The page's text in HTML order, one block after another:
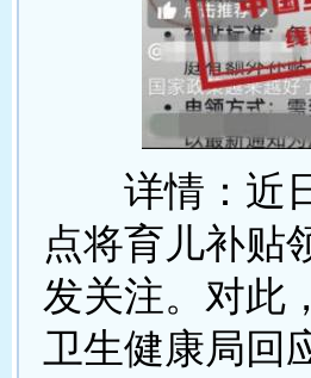
详情：近日
点将育儿补贴
发关注。对此
卫生健康局回